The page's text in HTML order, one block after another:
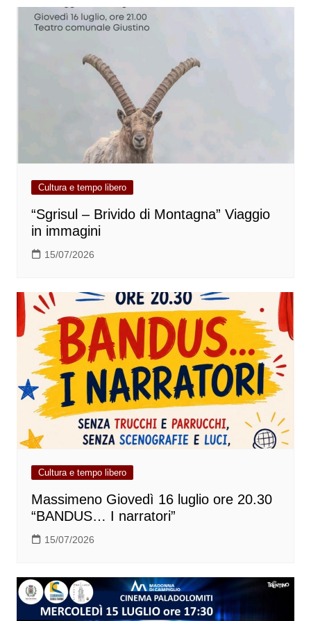
Cultura e tempo libero
“Sgrisul – Brivido di Montagna” Viaggio
in immagini
15/07/2026
Cultura e tempo libero
Massimeno Giovedì 16 luglio ore 20.30
“BANDUS… I narratori”
15/07/2026